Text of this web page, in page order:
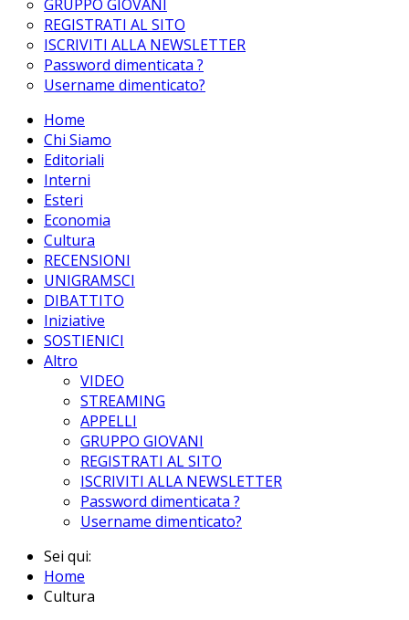
GRUPPO GIOVANI
REGISTRATI AL SITO
ISCRIVITI ALLA NEWSLETTER
Password dimenticata ?
Username dimenticato?
Home
Chi Siamo
Editoriali
Interni
Esteri
Economia
Cultura
RECENSIONI
UNIGRAMSCI
DIBATTITO
Iniziative
SOSTIENICI
Altro
VIDEO
STREAMING
APPELLI
GRUPPO GIOVANI
REGISTRATI AL SITO
ISCRIVITI ALLA NEWSLETTER
Password dimenticata ?
Username dimenticato?
Sei qui:
Home
Cultura